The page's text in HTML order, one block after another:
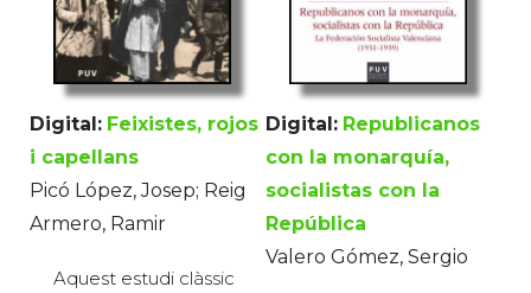
Digital: Feixistes, rojos
i capellans
Picó López, Josep; Reig
Armero, Ramir
Aquest estudi clàssic
Digital: Republicanos
con la monarquía,
socialistas con la
República
Valero Gómez, Sergio